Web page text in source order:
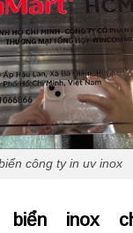
công ty in uv inox
inox